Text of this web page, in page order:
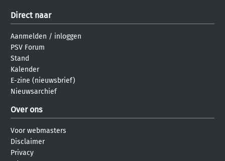
Direct naar
Aanmelden / inloggen
PSV Forum
Stand
Kalender
E-zine (nieuwsbrief)
Nieuwsarchief
Over ons
Voor webmasters
Disclaimer
Privacy